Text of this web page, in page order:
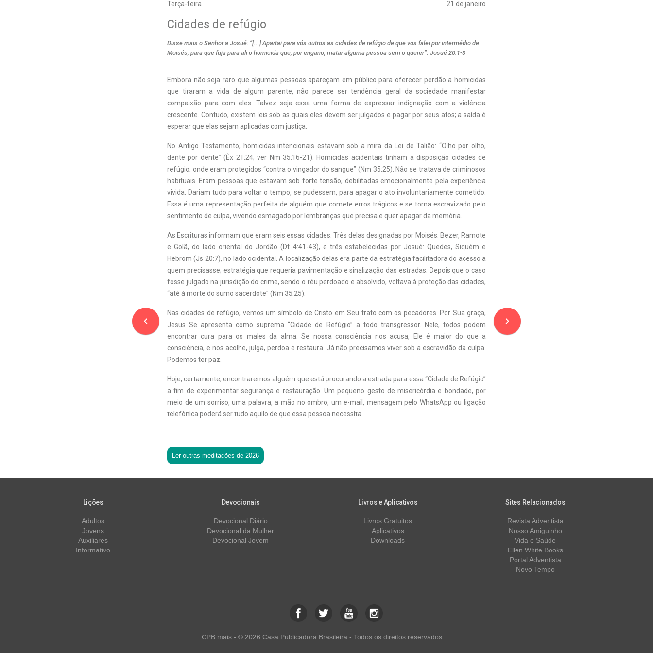
Terça-feira 21 de janeiro
navigate_before
Cidades de refúgio
Disse mais o Senhor a Josué: “[...] Apartai para vós outros as cidades de refúgio de que vos falei por intermédio de
Moisés; para que fuja para ali o homicida que, por engano, matar alguma pessoa sem o querer”. Josué 20:1-3
Embora não seja raro que algumas pessoas apareçam em público para oferecer perdão a homicidas
que tiraram a vida de algum parente, não parece ser tendência geral da sociedade manifestar
compaixão para com eles. Talvez seja essa uma forma de expressar indignação com a violência
crescente. Contudo, existem leis sob as quais eles devem ser julgados e pagar por seus atos; a saída é
esperar que elas sejam aplicadas com justiça.
No Antigo Testamento, homicidas intencionais estavam sob a mira da Lei de Talião: “Olho por olho,
dente por dente” (Êx 21:24; ver Nm 35:16-21). Homicidas acidentais tinham à disposição cidades de
refúgio, onde eram protegidos “contra o vingador do sangue” (Nm 35:25). Não se tratava de criminosos
habituais. Eram pessoas que estavam sob forte tensão, debilitadas emocionalmente pela experiência
vivida. Dariam tudo para voltar o tempo, se pudessem, para apagar o ato involuntariamente cometido.
Essa é uma representação perfeita de alguém que comete erros trágicos e se torna escravizado pelo
sentimento de culpa, vivendo esmagado por lembranças que precisa e quer apagar da memória.
As Escrituras informam que eram seis essas cidades. Três delas designadas por Moisés: Bezer, Ramote
e Golã, do lado oriental do Jordão (Dt 4:41-43), e três estabelecidas por Josué: Quedes, Siquém e
Hebrom (Js 20:7), no lado ocidental. A localização delas era parte da estratégia facilitadora do acesso a
quem precisasse; estratégia que requeria pavimentação e sinalização das estradas. Depois que o caso
fosse julgado na jurisdição do crime, sendo o réu perdoado e absolvido, voltava à proteção das cidades,
“até à morte do sumo sacerdote” (Nm 35:25).
Nas cidades de refúgio, vemos um símbolo de Cristo em Seu trato com os pecadores. Por Sua graça,
Jesus Se apresenta como suprema “Cidade de Refúgio” a todo transgressor. Nele, todos podem
encontrar cura para os males da alma. Se nossa consciência nos acusa, Ele é maior do que a
consciência, e nos acolhe, julga, perdoa e restaura. Já não precisamos viver sob a escravidão da culpa.
Podemos ter paz.
Hoje, certamente, encontraremos alguém que está procurando a estrada para essa “Cidade de Refúgio”
a fim de experimentar segurança e restauração. Um pequeno gesto de misericórdia e bondade, por
meio de um sorriso, uma palavra, a mão no ombro, um e-mail, mensagem pelo WhatsApp ou ligação
telefônica poderá ser tudo aquilo de que essa pessoa necessita.
Ler outras meditações de 2026
navigate_next
Lições
Adultos
Jovens
Auxiliares
Informativo
Devocionais
Devocional Diário
Devocional da Mulher
Devocional Jovem
Livros e Aplicativos
Livros Gratuitos
Aplicativos
Downloads
Sites Relacionados
Revista Adventista
Nosso Amiguinho
Vida e Saúde
Ellen White Books
Portal Adventista
Novo Tempo
CPB mais - © 2026 Casa Publicadora Brasileira - Todos os direitos reservados.